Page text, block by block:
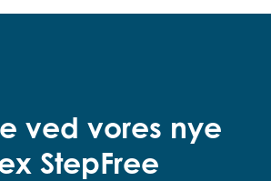
ved vores nye
StepFree